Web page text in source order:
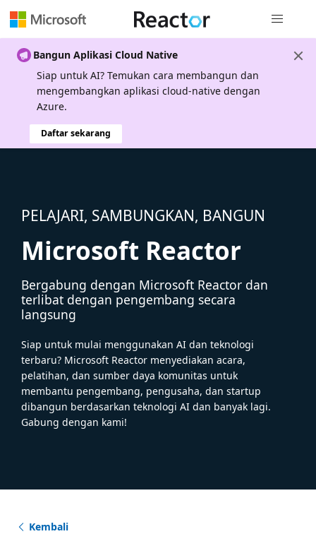
Bangun Aplikasi Cloud Native
Siap untuk AI? Temukan cara membangun dan
mengembangkan aplikasi cloud-native dengan
Azure.
Daftar sekarang
PELAJARI, SAMBUNGKAN, BANGUN
Microsoft Reactor
Bergabung dengan Microsoft Reactor dan
terlibat dengan pengembang secara
langsung
Siap untuk mulai menggunakan AI dan teknologi
terbaru? Microsoft Reactor menyediakan acara,
pelatihan, dan sumber daya komunitas untuk
membantu pengembang, pengusaha, dan startup
dibangun berdasarkan teknologi AI dan banyak lagi.
Gabung dengan kami!
Kembali